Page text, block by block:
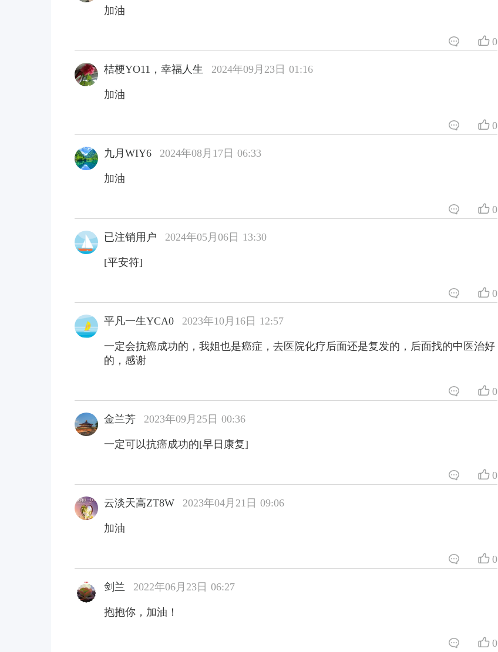
加油
0
桔梗YO11，幸福人生 2024年09月23日 01:16
加油
0
九月WIY6 2024年08月17日 06:33
加油
0
已注销用户 2024年05月06日 13:30
[平安符]
0
平凡一生YCA0 2023年10月16日 12:57
一定会抗癌成功的，我姐也是癌症，去医院化疗后面还是复发的，后面找的中医治好
的，感谢
0
金兰芳 2023年09月25日 00:36
一定可以抗癌成功的[早日康复]
0
云淡天高ZT8W 2023年04月21日 09:06
加油
0
剑兰 2022年06月23日 06:27
抱抱你，加油！
0